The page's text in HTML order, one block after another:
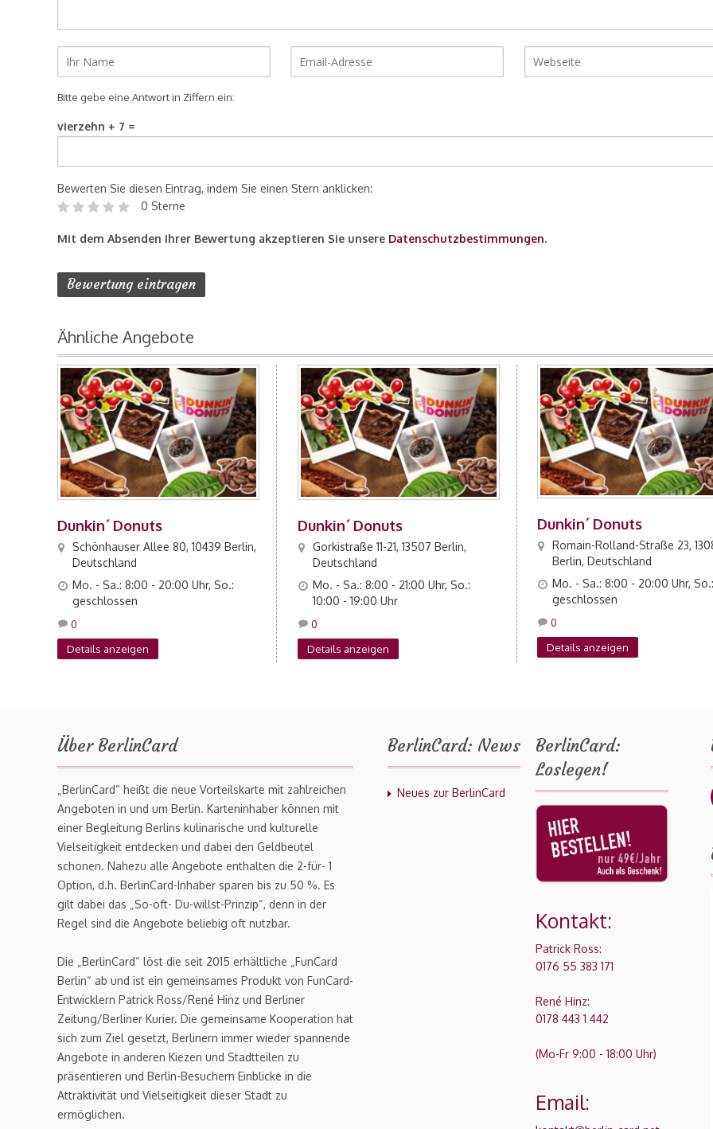
Bitte gebe eine Antwort in Ziffern ein:
vierzehn + 7 =
Bewerten Sie diesen Eintrag, indem Sie einen Stern anklicken:
0 Sterne
Mit dem Absenden Ihrer Bewertung akzeptieren Sie unsere Datenschutzbestimmungen.
Ähnliche Angebote
Dunkin´ Donuts
Schönhauser Allee 80, 10439 Berlin,
Deutschland
Mo. - Sa.: 8:00 - 20:00 Uhr, So.:
geschlossen
Details anzeigen
0
Dunkin´ Donuts
Gorkistraße 11-21, 13507 Berlin,
Deutschland
Mo. - Sa.: 8:00 - 21:00 Uhr, So.:
10:00 - 19:00 Uhr
Details anzeigen
0
Dunkin´ Donuts
Romain-Rolland-Straße 23,
Berlin, Deutschland
Mo. - Sa.: 8:00 - 20:00 Uhr,
geschlossen
Details anzeigen
0
Über BerlinCard
„BerlinCard“ heißt die neue Vorteilskarte mit zahlreichen
Angeboten in und um Berlin. Karteninhaber können mit
einer Begleitung Berlins kulinarische und kulturelle
Vielseitigkeit entdecken und dabei den Geldbeutel
schonen. Nahezu alle Angebote enthalten die 2-für- 1
Option, d.h. BerlinCard-Inhaber sparen bis zu 50 %. Es
gilt dabei das „So-oft- Du-willst-Prinzip“, denn in der
Regel sind die Angebote beliebig oft nutzbar.
Die „BerlinCard“ löst die seit 2015 erhältliche „FunCard
Berlin“ ab und ist ein gemeinsames Produkt von FunCard-
Entwicklern Patrick Ross/René Hinz und Berliner
Zeitung/Berliner Kurier. Die gemeinsame Kooperation hat
sich zum Ziel gesetzt, Berlinern immer wieder spannende
Angebote in anderen Kiezen und Stadtteilen zu
präsentieren und Berlin-Besuchern Einblicke in die
Attraktivität und Vielseitigkeit dieser Stadt zu
ermöglichen.
BerlinCard: News
Neues zur BerlinCard
BerlinCard:
Loslegen!
Kontakt:
Patrick Ross:
0176 55 383 171
René Hinz:
0178 443 1 442
(Mo-Fr 9:00 - 18:00 Uhr)
Email: